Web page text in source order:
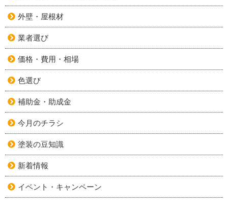
外壁・屋根材
業者選び
価格・費用・相場
色選び
補助金・助成金
今月のチラシ
塗装の豆知識
新着情報
イベント・キャンペーン